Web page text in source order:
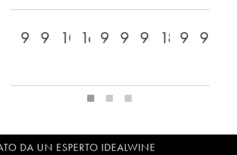
96 96 10016.5
98 98 96 18,5/20
97 97
DA UN ESPERTO IDEALWINE